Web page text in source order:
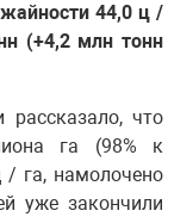
44,0 ц /
(+4,2 млн тонн
рассказало, что
га (98% к
/ га, намолочено
уже закончили